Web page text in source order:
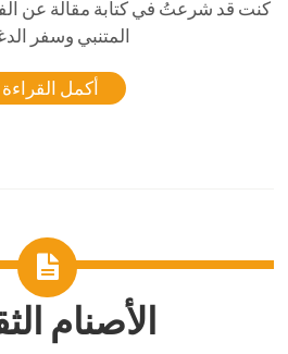
كنت قد شرعتُ في كتابة مقالة عن
المتنبي وسفر
أكمل القراءة
الأصنام